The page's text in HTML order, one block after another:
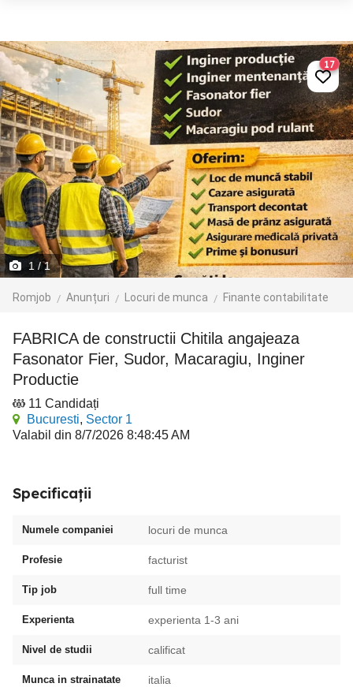
1 / 1
Romjob Anunțuri Locuri de munca Finante contabilitate
17
FABRICA de constructii Chitila angajeaza
Fasonator Fier, Sudor, Macaragiu, Inginer
Productie
11 Candidați
Bucuresti, Sector 1
Valabil din 8/7/2026 8:48:45 AM
Specificații
Numele companiei locuri de munca
Profesie facturist
Tip job full time
Experienta experienta 1-3 ani
Nivel de studii calificat
Munca in strainatate italia